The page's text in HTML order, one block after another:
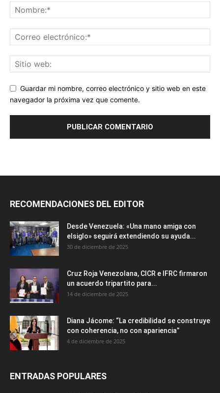
Guardar mi nombre, correo electrónico y sitio web en este
navegador la próxima vez que comente.
RECOMENDACIONES DEL EDITOR
Desde Venezuela: «Una mano amiga con
elsiglo» seguirá extendiendo su ayuda...
30 de diciembre de 2025
Cruz Roja Venezolana, CICR e IFRC firmaron
un acuerdo tripartito para...
14 de diciembre de 2025
Diana Jácome: “La credibilidad se construye
con coherencia, no con apariencia”
4 de diciembre de 2025
ENTRADAS POPULARES